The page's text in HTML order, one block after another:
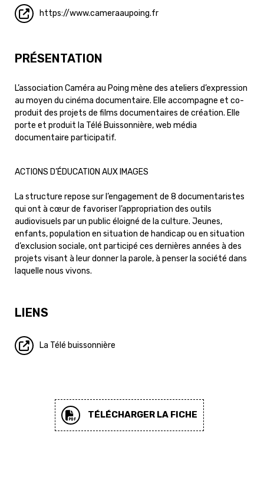
https://www.cameraaupoing.fr
PRÉSENTATION
L’association Caméra au Poing mène des ateliers d’expression
au moyen du cinéma documentaire. Elle accompagne et co-
produit des projets de films documentaires de création. Elle
porte et produit la Télé Buissonnière, web média
documentaire participatif.
ACTIONS D’ÉDUCATION AUX IMAGES
La structure repose sur l’engagement de 8 documentaristes
qui ont à cœur de favoriser l’appropriation des outils
audiovisuels par un public éloigné de la culture. Jeunes,
enfants, population en situation de handicap ou en situation
d’exclusion sociale, ont participé ces dernières années à des
projets visant à leur donner la parole, à penser la société dans
laquelle nous vivons.
LIENS
La Télé buissonnière
TÉLÉCHARGER LA FICHE